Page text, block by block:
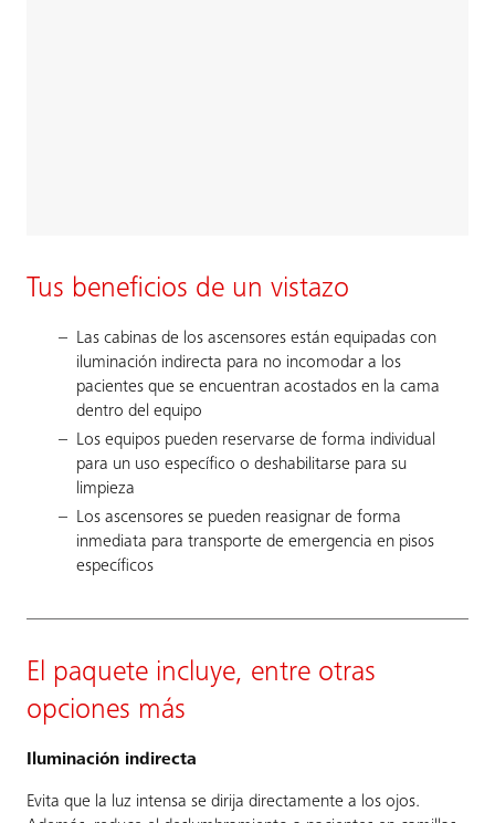
Tus beneficios de un vistazo
Las cabinas de los ascensores están equipadas con
iluminación indirecta para no incomodar a los
pacientes que se encuentran acostados en la cama
dentro del equipo
Los equipos pueden reservarse de forma individual
para un uso específico o deshabilitarse para su
limpieza
Los ascensores se pueden reasignar de forma
inmediata para transporte de emergencia en pisos
específicos
El paquete incluye, entre otras
opciones más
Iluminación indirecta
Evita que la luz intensa se dirija directamente a los ojos.